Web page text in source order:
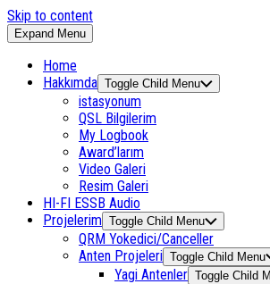
Skip to content
Expand Menu
Home
Hakkımda Toggle Child Menu
istasyonum
QSL Bilgilerim
My Logbook
Award’larım
Video Galeri
Resim Galeri
HI-FI ESSB Audio
Projelerim Toggle Child Menu
QRM Yokedici/Canceller
Anten Projeleri Toggle Child Menu
Yagi Antenler Toggle Child